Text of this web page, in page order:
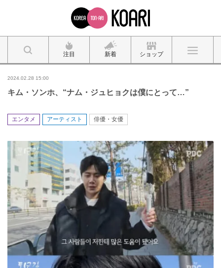
注目 新着 ショップ
2024.02.28 15:00
キム・ソンホ、“ナム・ジュヒョクは僕にとって…”
エンタメ アーティスト 俳優・女優